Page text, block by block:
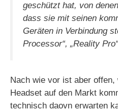
geschützt hat, von
dass sie mit seinen
Geräten in Verbindung
Processor“, „Reality
Nach wie vor ist aber offen,
Headset auf den Markt
technisch daovn erwarten